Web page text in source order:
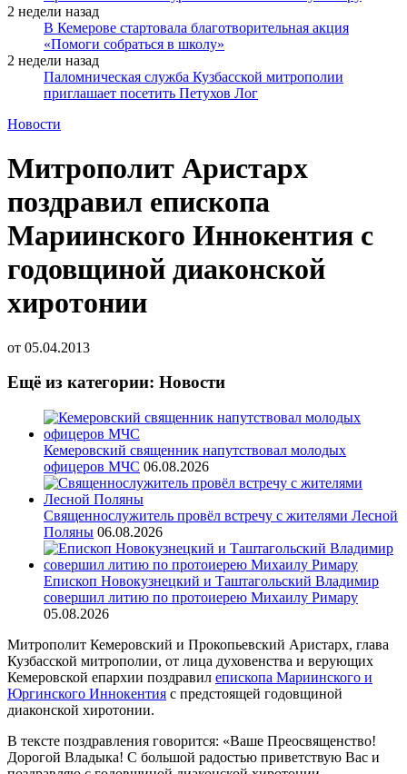
2 недели назад
В Кемерове стартовала благотворительная акция
«Помоги собраться в школу»
2 недели назад
Паломническая служба Кузбасской митрополии
приглашает посетить Петухов Лог
Новости
Митрополит Аристарх
поздравил епископа
Мариинского Иннокентия с
годовщиной диаконской
хиротонии
от 05.04.2013
Ещё из категории: Новости
Кемеровский священник напутствовал молодых
офицеров МЧС 06.08.2026
Священнослужитель провёл встречу с жителями Лесной
Поляны 06.08.2026
Епископ Новокузнецкий и Таштагольский Владимир
совершил литию по протоиерею Михаилу Римару
05.08.2026
Митрополит Кемеровский и Прокопьевский Аристарх, глава
Кузбасской митрополии, от лица духовенства и верующих
Кемеровской епархии поздравил епископа Мариинского и
Юргинского Иннокентия с предстоящей годовщиной
диаконской хиротонии.
В тексте поздравления говорится: «Ваше Преосвященство!
Дорогой Владыка! С большой радостью приветствую Вас и